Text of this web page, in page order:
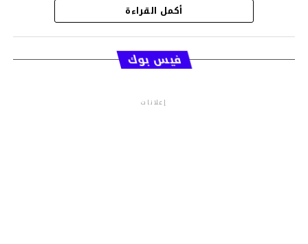
قسم الاخبار
أكمل القراءة
فيس بوك
إعلانات